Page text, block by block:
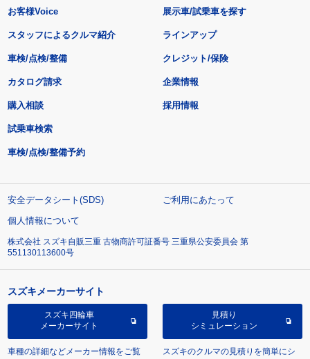
お客様Voice
スタッフによるクルマ紹介
展示車/試乗車を探す
ラインアップ
車検/点検/整備 クレジット/保険
カタログ請求
購入相談
試乗車検索
車検/点検/整備予約
企業情報
採用情報
安全データシート(SDS)
ご利用にあたって
個人情報について
株式会社 スズキ自販三重 古物商許可証番号 三重県公安委員会 第
551130113600号
スズキメーカーサイト
スズキ四輪車
メーカーサイト
車種の詳細などメーカー情報をご覧
見積り
シミュレーション
スズキのクルマの見積りを簡単にシ